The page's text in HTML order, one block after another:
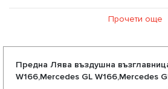
Като официален дистрибутор на
окачване, ние предлагаме въздушни
компресори, амортисьори за
> 2015 на конкуретни цени и
доставка. Избирайки нас Вие
Прочети още
Предна Лява въздушна
W166,Mercedes GL W166,Mercedes